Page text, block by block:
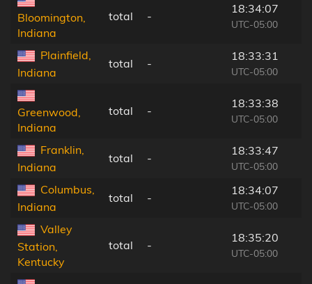
Bloomington,
Indiana
total -
18:34:07
UTC-05:00
Plainfield,
Indiana
total -
18:33:31
UTC-05:00
Greenwood,
Indiana
total -
18:33:38
UTC-05:00
Franklin,
Indiana
total -
18:33:47
UTC-05:00
Columbus,
Indiana
total -
18:34:07
UTC-05:00
Valley
Station,
Kentucky
total -
18:35:20
UTC-05:00